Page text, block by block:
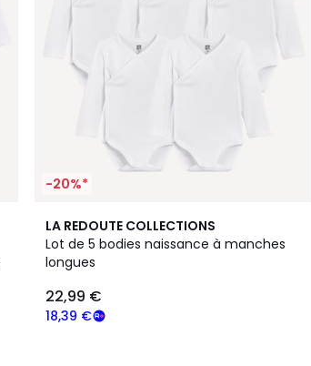
-20%*
LA REDOUTE COLLECTIONS
Lot de 5 bodies naissance à manches
longues
18,39 €
22,99 €